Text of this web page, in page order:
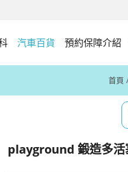
汽車百貨 預約保障介紹
首頁
playground 鍛造多活